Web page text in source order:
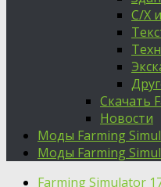
С/Х
Скачать
Новости
Моды Farming
Моды Farming
Farming Simulator